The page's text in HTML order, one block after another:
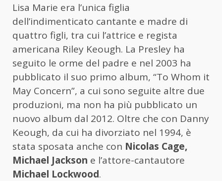
Lisa Marie era l’unica figlia
dell’indimenticato cantante e madre di
quattro figli, tra cui l’attrice e regista
americana Riley Keough. La Presley ha
seguito le orme del padre e nel 2003 ha
pubblicato il suo primo album, “To Whom it
May Concern”, a cui sono seguite altre due
produzioni, ma non ha più pubblicato un
nuovo album dal 2012. Oltre che con Danny
Keough, da cui ha divorziato nel 1994, è
stata sposata anche con Nicolas Cage,
Michael Jackson e l’attore-cantautore
Michael Lockwood.